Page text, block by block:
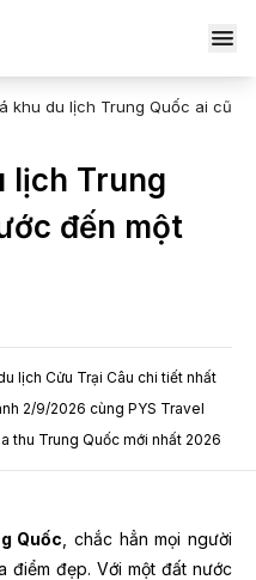
khu du lịch Trung Quốc ai
lịch Trung
đến một
lịch Cửu Trại Câu chi tiết nhất
2/9/2026 cùng PYS Travel
thu Trung Quốc mới nhất 2026
Quốc , chắc hẳn mọi người
điểm đẹp. Với một đất nước